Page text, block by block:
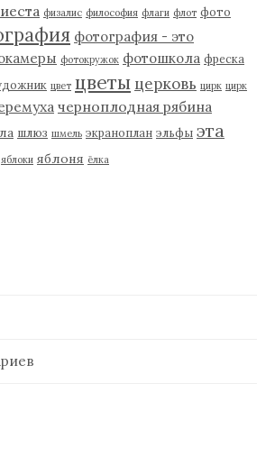
физалис философия флаги флот фото
фотография - это
фотокружок фотошкола фреска
цвет цветы церковь цирк цирк
черноплодная рябина
шлюз шмель экраноплан эльфы эта
яблоки яблоня ёлка